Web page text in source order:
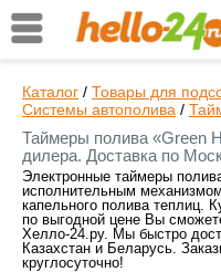
Каталог / Товары для
Системы автополива /
Таймеры полива «Green
дилера. Доставка по
Электронные таймеры
исполнительным
капельного полива теплиц.
по выгодной цене Вы
Хелло-24.ру. Мы быстро
Казахстан и Беларусь.
круглосуточно!